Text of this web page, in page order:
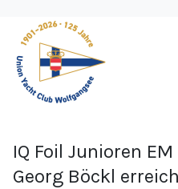
IQ Foil Junioren
Georg Böckl